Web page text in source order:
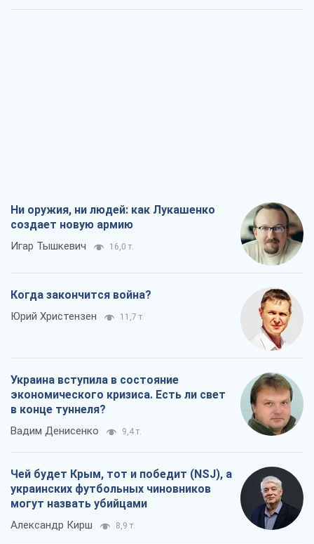
Ни оружия, ни людей: как Лукашенко
создает новую армию
Игар Тышкевич 16,0 т.
Когда закончится война?
Юрий Христензен 11,7 т.
Украина вступила в состояние
экономического кризиса. Есть ли свет
в конце туннеля?
Вадим Денисенко 9,4 т.
Чей будет Крым, тот и победит (NSJ), а
украинских футбольных чиновников
могут назвать убийцами
Александр Кирш 8,9 т.